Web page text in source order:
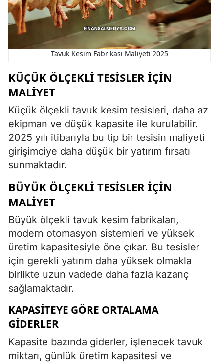
Tavuk Kesim Fabrikası Maliyeti 2025
KÜÇÜK ÖLÇEKLI TESISLER İÇIN
MALIYET
Küçük ölçekli tavuk kesim tesisleri, daha az
ekipman ve düşük kapasite ile kurulabilir.
2025 yılı itibarıyla bu tip bir tesisin maliyeti
girişimciye daha düşük bir yatırım fırsatı
sunmaktadır.
BÜYÜK ÖLÇEKLI TESISLER İÇIN
MALIYET
Büyük ölçekli tavuk kesim fabrikaları,
modern otomasyon sistemleri ve yüksek
üretim kapasitesiyle öne çıkar. Bu tesisler
için gerekli yatırım daha yüksek olmakla
birlikte uzun vadede daha fazla kazanç
sağlamaktadır.
KAPASITEYE GÖRE ORTALAMA
GIDERLER
Kapasite bazında giderler, işlenecek tavuk
miktarı, günlük üretim kapasitesi ve